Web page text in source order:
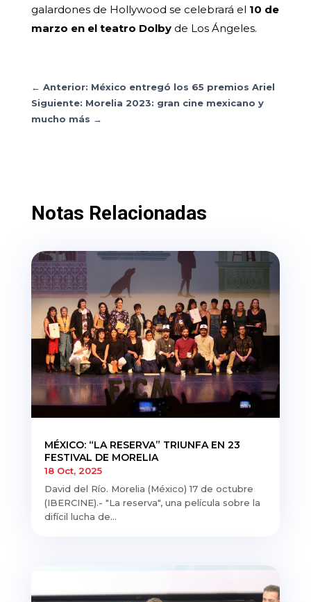
galardones de Hollywood se celebrará el 10 de
marzo en el teatro Dolbyde Los Ángeles.
← Anterior: México entregó los 65 premios Ariel
Siguiente: Morelia 2023: gran cine mexicano y
mucho más →
Notas Relacionadas
MÉXICO: “LA RESERVA” TRIUNFA EN 23
FESTIVAL DE MORELIA
18 Oct, 2025
David del Río. Morelia (México) 17 de octubre
(IBERCINE).- "La reserva", una película sobre la
difícil lucha de...